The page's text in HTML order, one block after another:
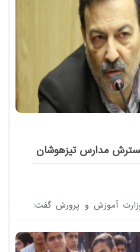
مدارس تیزهوشان
آموزش و پرورش گفت:
تیزهوشان مدارس عادی